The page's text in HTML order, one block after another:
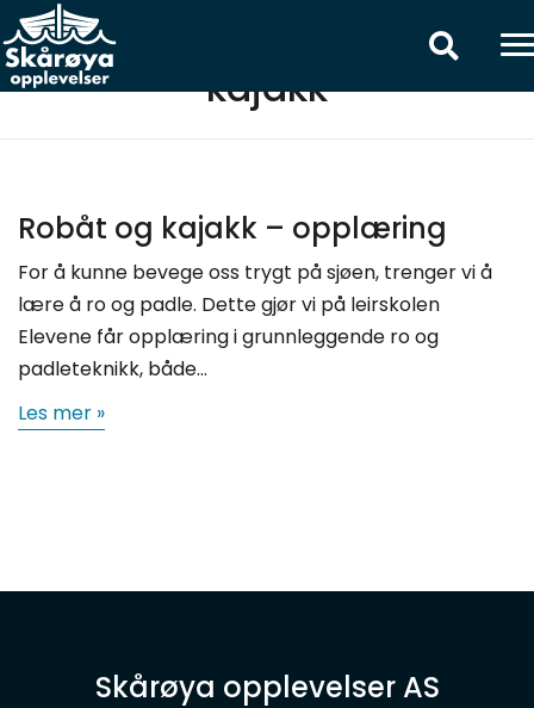
kajakk
Robåt og kajakk – opplæring
For å kunne bevege oss trygt på sjøen, trenger vi å
lære å ro og padle. Dette gjør vi på leirskolen
Elevene får opplæring i grunnleggende ro og
padleteknikk, både…
Les mer »
Skårøya opplevelser AS